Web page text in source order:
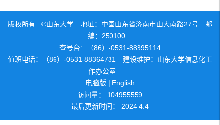
版权所有 ©山东大学 地址：中国山东省济南市山大南路27号 邮
编：250100
查号台：（86）-0531-88395114
值班电话：（86）-0531-88364731 建设维护：山东大学信息化工
作办公室
电脑版 | English
访问量： 104955559
最后更新时间： 2024 4 4